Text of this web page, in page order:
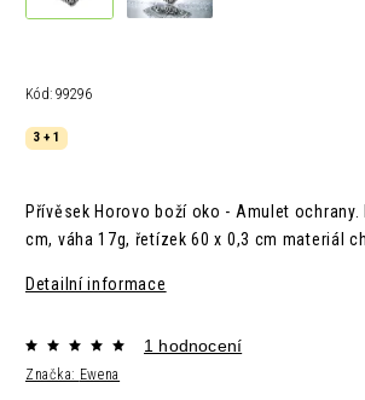
Kód: 99296
3 + 1
Přívěsek Horovo boží oko - Amulet ochrany.
cm, váha 17g, řetízek 60 x 0,3 cm materiál
Detailní informace
Značka: Ewena
1 hodnocení